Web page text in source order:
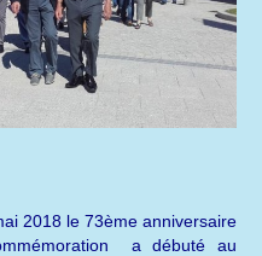
2018 le 73ème anniversaire
a débuté au